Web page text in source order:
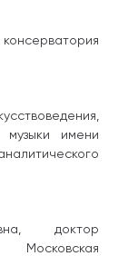
музыки имени
доктор